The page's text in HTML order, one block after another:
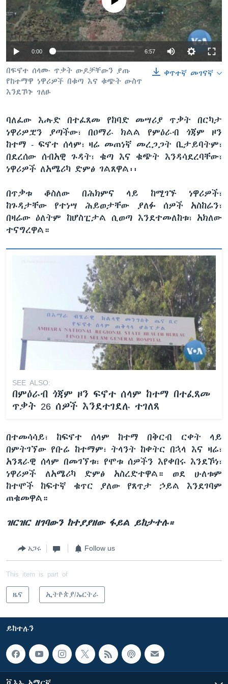
ቋንቋዎች
0:00 6:57
ቀጥተኛ መገናኛ
በፍኖተ ሰላሙ ጥቃት ውዶቻቸውን ያጡ
የከተማዋ ነዋሪዎች በቁጣ እና ቁጭት ውስጥ
እንደኾኑ ገለፁ
ባለፈው እሑድ በተፈጸመ የከባድ መሣሪያ ጥቃት በርካታ
ነዋሪዎቿን ያጣችው፣ በዐማራ ክልል የምዕራብ ጎጃም ዞን
ከተማ - ፍኖተ ሰላም፣ ዛሬ መጠነኛ መረጋጋት ቢታይባትም፣
በደረሰው ሰብአዊ ጉዳት፣ ቁጣ እና ቁጭት እንዳሳደረባቸው፣
ነዋሪዎች ለአሜሪካ ድምፅ ገልጸዋል፡፡
በጥቃቱ ቆስለው በሕክምና ላይ ከሚገኙ ነዋሪዎች፣
ከጉዳታቸው የተነሣ ሕይወታቸው ያለፉ ሰዎች አስከሬን፣
በዛሬው ዕለትም ከሆስፒታል ሲወጣ እንደተመለከቱ፣ አክለው
ተናግረዋል።
SEE ALSO:
በምዕራብ ጎጃም ዞን ፍኖተ ሰላም ከተማ በተፈጸመ
ጥቃት 26 ሰዎች እንደተገደሉ ተገለጸ
በተመሳሳይ፣ ከፍኖተ ሰላም ከተማ በቅርብ ርቀት ላይ
በምትገኘው የቡሬ ከተማም፣ ትላንት ከቀትር በኋላ እና ዛሬ፣
አንጻራዊ ሰላም በመገኘቱ፣ የሞቱ ሰዎችን እየቀበሩ እንደኾነ፣
ነዋሪዎች ለአሜሪካ ድምፅ አስረድተዋል። ወደ ሁለቱም
ከተሞች ከፍተኛ ቁጥር ያለው የጸጥታ ኃይል እንደገባም
ጠቁመዋል።
ዝርዝር ዘገባውን ከተያያዘው ፋይል ይከታተሉ።
አጋሩ Follow us
This item is part of
ዜና ኢትዮጵያ/ኤርትራ
ይከተሉን